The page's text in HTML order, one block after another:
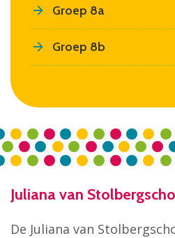
Groep 8a
Groep 8b
Juliana van
De Juliana van